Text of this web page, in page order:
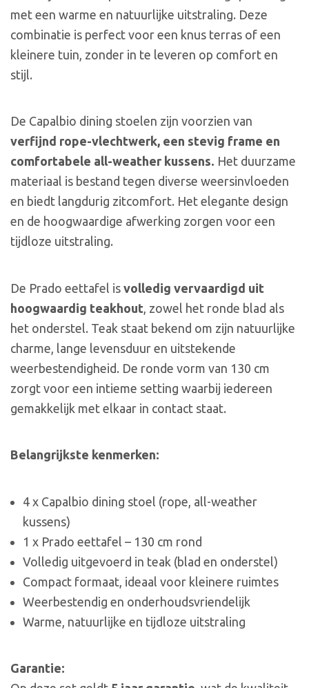
met een warme en natuurlijke uitstraling. Deze
combinatie is perfect voor een knus terras of een
kleinere tuin, zonder in te leveren op comfort en
stijl.
De Capalbio dining stoelen zijn voorzien van
verfijnd rope-vlechtwerk, een stevig frame en
comfortabele all-weather kussens. Het duurzame
materiaal is bestand tegen diverse weersinvloeden
en biedt langdurig zitcomfort. Het elegante design
en de hoogwaardige afwerking zorgen voor een
tijdloze uitstraling.
De Prado eettafel is volledig vervaardigd uit
hoogwaardig teakhout , zowel het ronde blad als
het onderstel. Teak staat bekend om zijn natuurlijke
charme, lange levensduur en uitstekende
weerbestendigheid. De ronde vorm van 130 cm
zorgt voor een intieme setting waarbij iedereen
gemakkelijk met elkaar in contact staat.
Belangrijkste kenmerken:
4 x Capalbio dining stoel (rope, all-weather
kussens)
1 x Prado eettafel – 130 cm rond
Volledig uitgevoerd in teak (blad en onderstel)
Compact formaat, ideaal voor kleinere ruimtes
Weerbestendig en onderhoudsvriendelijk
Warme, natuurlijke en tijdloze uitstraling
Garantie: